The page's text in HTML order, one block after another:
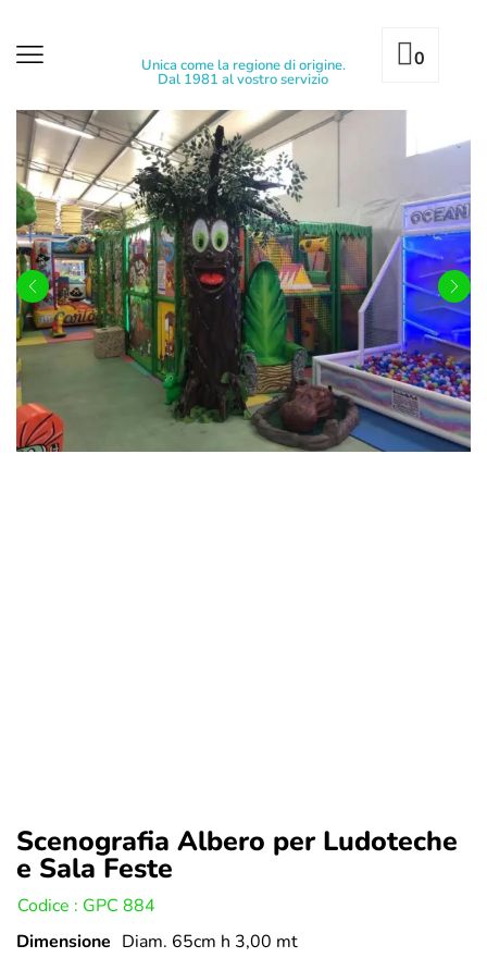
Unica come la regione di origine.
Dal 1981 al vostro servizio
0
Scenografia Albero per Ludoteche
e Sala Feste
Codice : GPC 884
Dimensione Diam. 65cm h 3,00 mt